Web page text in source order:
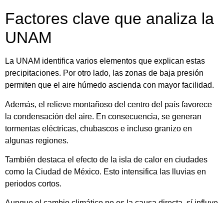
Factores clave que analiza la
UNAM
La UNAM identifica varios elementos que explican estas
precipitaciones. Por otro lado, las zonas de baja presión
permiten que el aire húmedo ascienda con mayor facilidad.
Además, el relieve montañoso del centro del país favorece
la condensación del aire. En consecuencia, se generan
tormentas eléctricas, chubascos e incluso granizo en
algunas regiones.
También destaca el efecto de la isla de calor en ciudades
como la Ciudad de México. Esto intensifica las lluvias en
periodos cortos.